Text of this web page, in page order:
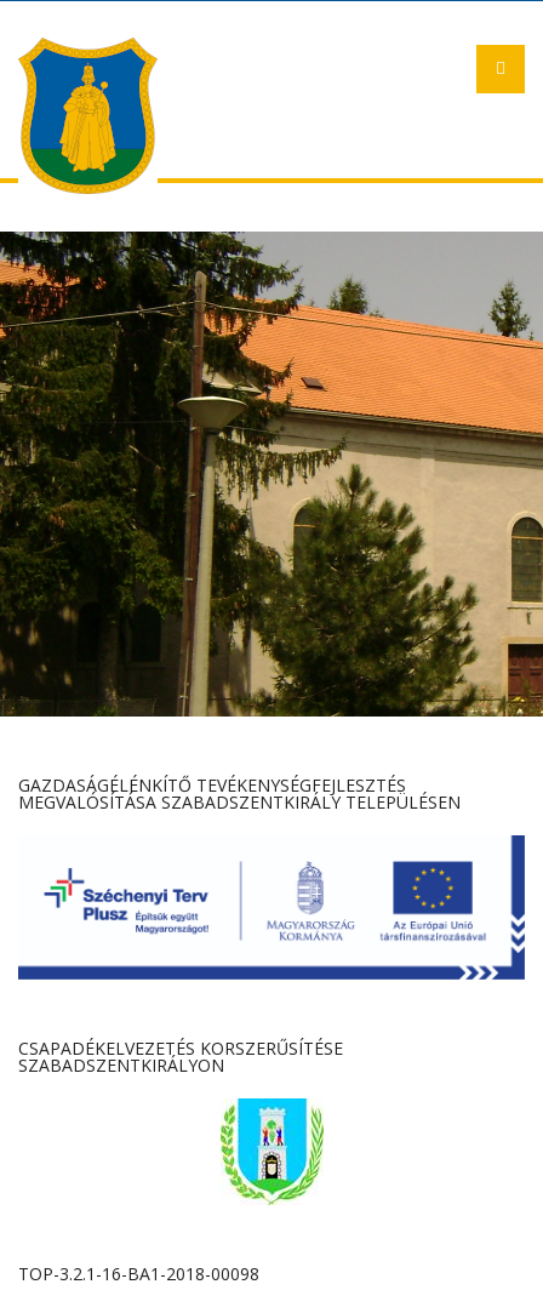
GAZDASÁGÉLÉNKÍTŐ TEVÉKENYSÉGFEJLESZTÉS
MEGVALÓSÍTÁSA SZABADSZENTKIRÁLY TELEPÜLÉSEN
CSAPADÉKELVEZETÉS KORSZERŰSÍTÉSE
SZABADSZENTKIRÁLYON
TOP-3.2.1-16-BA1-2018-00098